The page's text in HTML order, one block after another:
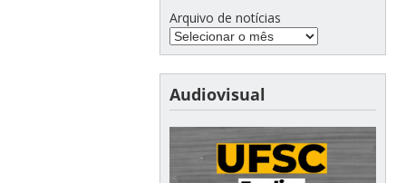
Arquivo de notícias
Audiovisual